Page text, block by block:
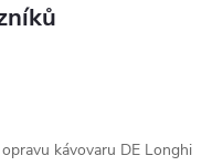
kávovaru DE Longhi